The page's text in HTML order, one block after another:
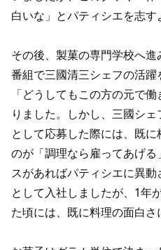
白いな」とパティシエを志す
その後、製菓の専門学校へ
番組で三國清三シェフの活躍
「どうしてもこの方の元で
りました。しかし、三國シ
として応募した際には、既
のが「調理なら雇ってあげ
スがあればパティシエに異
として入社しましたが、1年
た頃には、既に料理の面白さ